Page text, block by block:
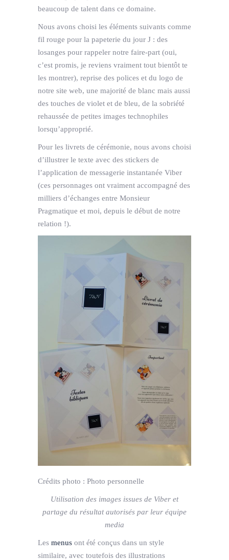
beaucoup de talent dans ce domaine.
Nous avons choisi les éléments suivants comme
fil rouge pour la papeterie du jour J : des
losanges pour rappeler notre faire-part (oui,
c’est promis, je reviens vraiment tout bientôt te
les montrer), reprise des polices et du logo de
notre site web, une majorité de blanc mais aussi
des touches de violet et de bleu, de la sobriété
rehaussée de petites images technophiles
lorsqu’approprié.
Pour les livrets de cérémonie, nous avons choisi
d’illustrer le texte avec des stickers de
l’application de messagerie instantanée Viber
(ces personnages ont vraiment accompagné des
milliers d’échanges entre Monsieur
Pragmatique et moi, depuis le début de notre
relation !).
Crédits photo : Photo personnelle
Utilisation des images issues de Viber et
partage du résultat autorisés par leur équipe
media
Les menus ont été conçus dans un style
similaire, avec toutefois des illustrations